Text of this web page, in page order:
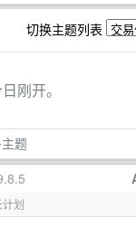
切换主题列表
刚开。
题
划